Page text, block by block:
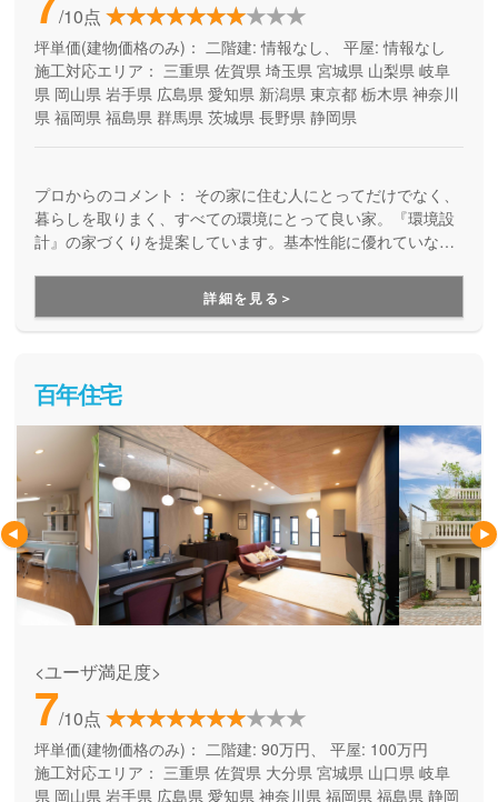
/10点
坪単価(建物価格のみ)： 二階建: 情報なし、 平屋: 情報なし
施工対応エリア： 三重県 佐賀県 埼玉県 宮城県 山梨県 岐阜
県 岡山県 岩手県 広島県 愛知県 新潟県 東京都 栃木県 神奈川
県 福岡県 福島県 群馬県 茨城県 長野県 静岡県
プロからのコメント： その家に住む人にとってだけでなく、
暮らしを取りまく、すべての環境にとって良い家。『環境設
計』の家づくりを提案しています。基本性能に優れていなが
で、そしてエコな住宅を提供しています。
詳細を見る＞
百年住宅
<ユーザ満足度>
7/10点
坪単価(建物価格のみ)： 二階建: 90万円、 平屋: 100万円
施工対応エリア： 三重県 佐賀県 大分県 宮城県 山口県 岐阜
県 岡山県 岩手県 広島県 愛知県 神奈川県 福岡県 福島県 静岡